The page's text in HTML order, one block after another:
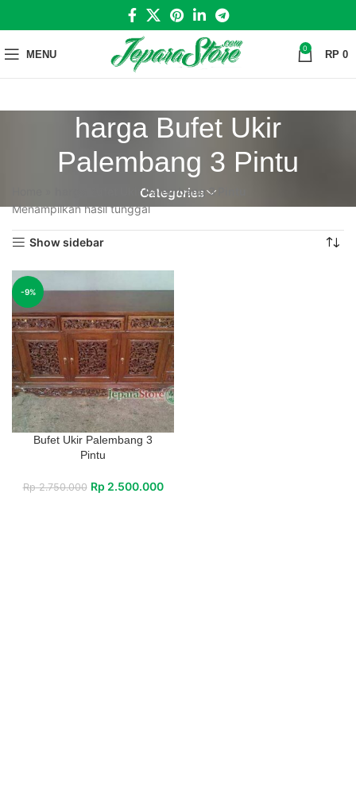
MENU 0 RP 0
harga Bufet Ukir
Palembang 3 Pintu
Categories
harga Bufet Ukir Palembang 3 Pintu
Menampilkan hasil tunggal
Show sidebar
-9%
Bufet Ukir Palembang 3
Pintu
Rp2.750.000 Rp 2.500.000